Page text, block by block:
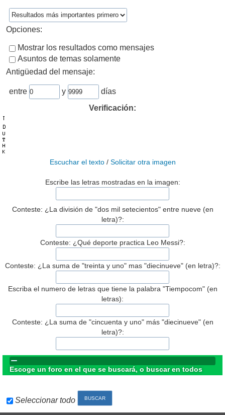
Opciones:
Mostrar los resultados como mensajes
Asuntos de temas solamente
Antigüedad del mensaje:
entre y
días
Verificación:
Escuchar el texto/ Solicitar otra imagen
Escribe las letras mostradas en la imagen:
Conteste: ¿La división de "dos mil setecientos" entre nueve (en
letra)?:
Conteste: ¿Qué deporte practica Leo Messi?:
Conteste: ¿La suma de "treinta y uno" mas "diecinueve" (en letra)?:
Escriba el numero de letras que tiene la palabra "Tiempocom" (en
letras):
Conteste: ¿La suma de "cincuenta y uno" más "diecinueve" (en
letra)?:
Escoge un foro en el que se buscará, o buscar en todos
Seleccionar todo